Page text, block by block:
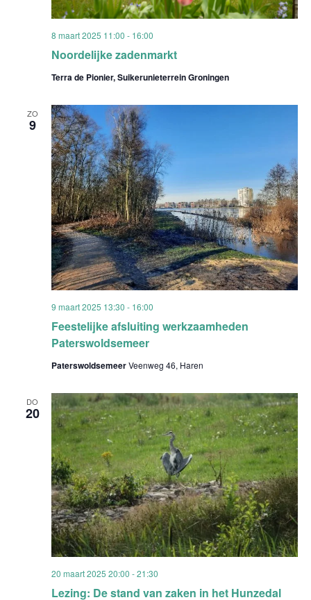
Noordelijke zadenmarkt
8 maart 2025 11:00 - 16:00
Terra de Pionier, Suikerunieterrein Groningen
ZO
9
Feestelijke afsluiting werkzaamheden
Paterswoldsemeer
9 maart 2025 13:30 - 16:00
PaterswoldsemeerVeenweg 46, Haren
DO
20
Lezing: De stand van zaken in het Hunzedal
20 maart 2025 20:00 -21:30